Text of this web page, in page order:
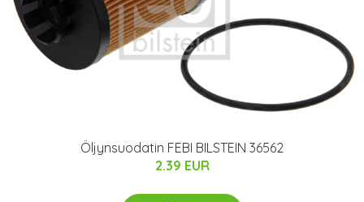
Öljynsuodatin FEBI BILSTEIN 36562
2.39 EUR